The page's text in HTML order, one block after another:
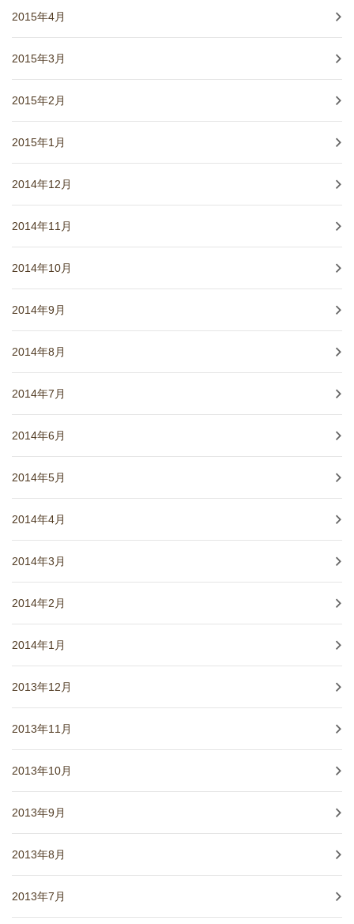
2015年4月
2015年3月
2015年2月
2015年1月
2014年12月
2014年11月
2014年10月
2014年9月
2014年8月
2014年7月
2014年6月
2014年5月
2014年4月
2014年3月
2014年2月
2014年1月
2013年12月
2013年11月
2013年10月
2013年9月
2013年8月
2013年7月